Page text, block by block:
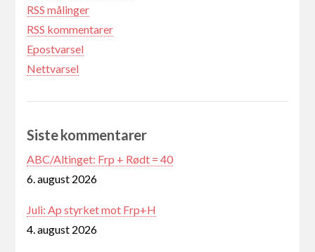
RSS målinger
RSS kommentarer
Epostvarsel
Nettvarsel
Siste kommentarer
ABC/Altinget: Frp + Rødt = 40
6. august 2026
Juli: Ap styrket mot Frp+H
4. august 2026